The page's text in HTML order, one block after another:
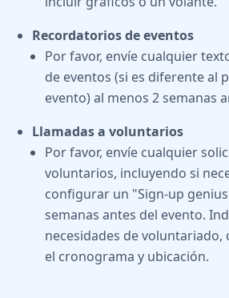
Recordatorios de eventos
Por favor, envíe cualquier
de eventos (si es diferente al
evento) al menos 2 semanas
Llamadas a voluntarios
Por favor, envíe cualquier
voluntarios, incluyendo si
configurar un "Sign-up
semanas antes del evento.
necesidades de voluntariado,
el cronograma y ubicación.